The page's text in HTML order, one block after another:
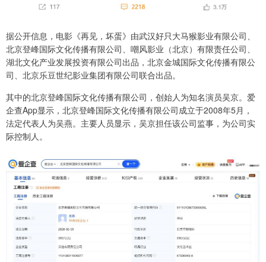
据公开信息，电影《再见，坏蛋》由武汉好只大马猴影业有限公司、
北京登峰国际文化传播有限公司、嘲风影业（北京）有限责任公司、
湖北文化产业发展投资有限公司出品，北京金城国际文化传播有限公
司、北京乐豆世纪影业集团有限公司联合出品。
其中的北京登峰国际文化传播有限公司，创始人为知名演员吴京。爱
企查App显示，北京登峰国际文化传播有限公司成立于2008年5月，
法定代表人为吴燕。主要人员显示，吴京担任该公司监事，为公司实
际控制人。